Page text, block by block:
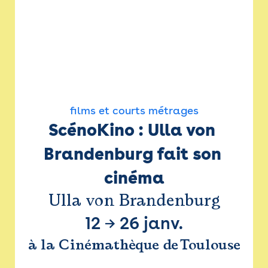
films et courts métrages
ScénoKino : Ulla von
Brandenburg fait son
cinéma
Ulla von Brandenburg
12 → 26 janv.
à la Cinémathèque de Toulouse